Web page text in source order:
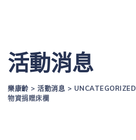
活動消息
樂康齡 > 活動消息 > UNCATEGORIZED
物資捐贈床欄